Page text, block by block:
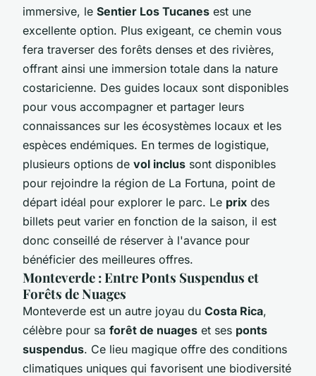
immersive, le Sentier Los Tucanes est une
excellente option. Plus exigeant, ce chemin vous
fera traverser des forêts denses et des rivières,
offrant ainsi une immersion totale dans la nature
costaricienne. Des guides locaux sont disponibles
pour vous accompagner et partager leurs
connaissances sur les écosystèmes locaux et les
espèces endémiques. En termes de logistique,
plusieurs options de vol inclus sont disponibles
pour rejoindre la région de La Fortuna, point de
départ idéal pour explorer le parc. Le prix des
billets peut varier en fonction de la saison, il est
donc conseillé de réserver à l'avance pour
bénéficier des meilleures offres.
Monteverde : Entre Ponts Suspendus et
Forêts de Nuages
Monteverde est un autre joyau du Costa Rica,
célèbre pour sa forêt de nuages et ses ponts
suspendus. Ce lieu magique offre des conditions
climatiques uniques qui favorisent une biodiversité